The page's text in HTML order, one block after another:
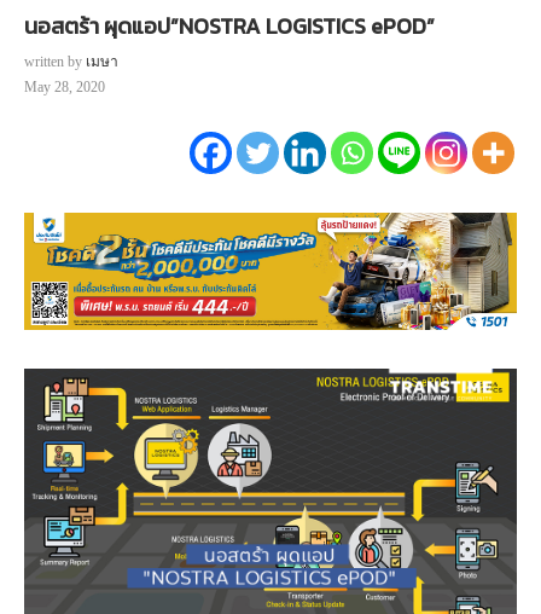
นอสตร้า ผุดแอป”NOSTRA LOGISTICS ePOD”
written by เมษา
May 28, 2020